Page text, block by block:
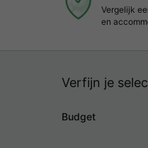
Vergelijk
en
Verfijn je
Budget